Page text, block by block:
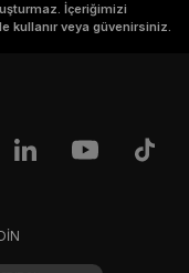
İçeriğimizi
kullanır veya güvenirsiniz.